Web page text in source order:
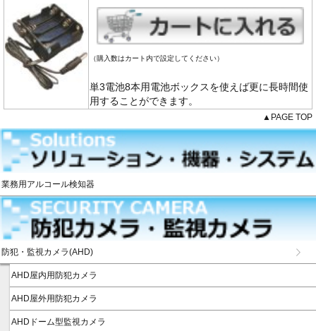
（購入数はカート内で設定してください）
単3電池8本用電池ボックスを使えば更に長時間使
用することができます。
▲PAGE TOP
業務用アルコール検知器
防犯・監視カメラ(AHD)
AHD屋内用防犯カメラ
AHD屋外用防犯カメラ
AHDドーム型監視カメラ